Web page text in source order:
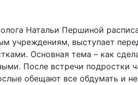
Натальи Першиной
учреждениям, выступает
Основная тема – как
После встречи подростки
обещают все обдумать и